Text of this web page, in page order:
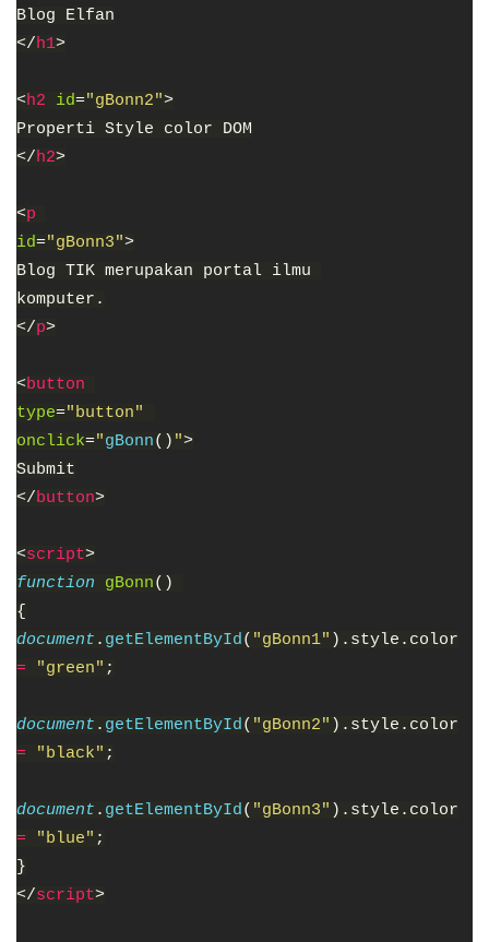
Blog Elfan
</h1>
<h2 id="gBonn2">
Properti Style color DOM
</h2>
<p
id="gBonn3">
Blog TIK merupakan portal ilmu
komputer.
</p>
<button
type="button"
onclick="gBonn() ">
Submit
</button>
<script>
function gBonn()
{
document . getElementById ( "gBonn1" ).style.color
=
"green" ;
document . getElementById ( "gBonn2" ).style.color
=
"black" ;
document . getElementById ( "gBonn3" ).style.color
=
"blue" ;
}
</script>